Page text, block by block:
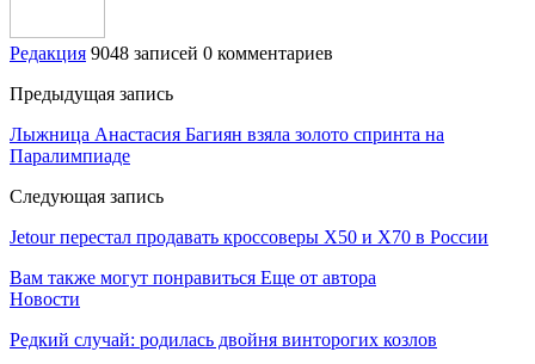
Редакция 9048 записей 0 комментариев
Предыдущая запись
Лыжница Анастасия Багиян взяла золото спринта на
Паралимпиаде
Следующая запись
Jetour перестал продавать кроссоверы X50 и X70 в России
Вам также могут понравиться Еще от автора
Новости
Редкий случай: родилась двойня винторогих козлов